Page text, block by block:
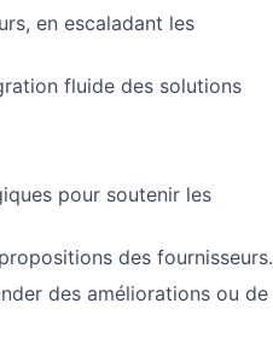
en escaladant les
fluide des solutions
pour soutenir les
des fournisseurs.
des améliorations ou de